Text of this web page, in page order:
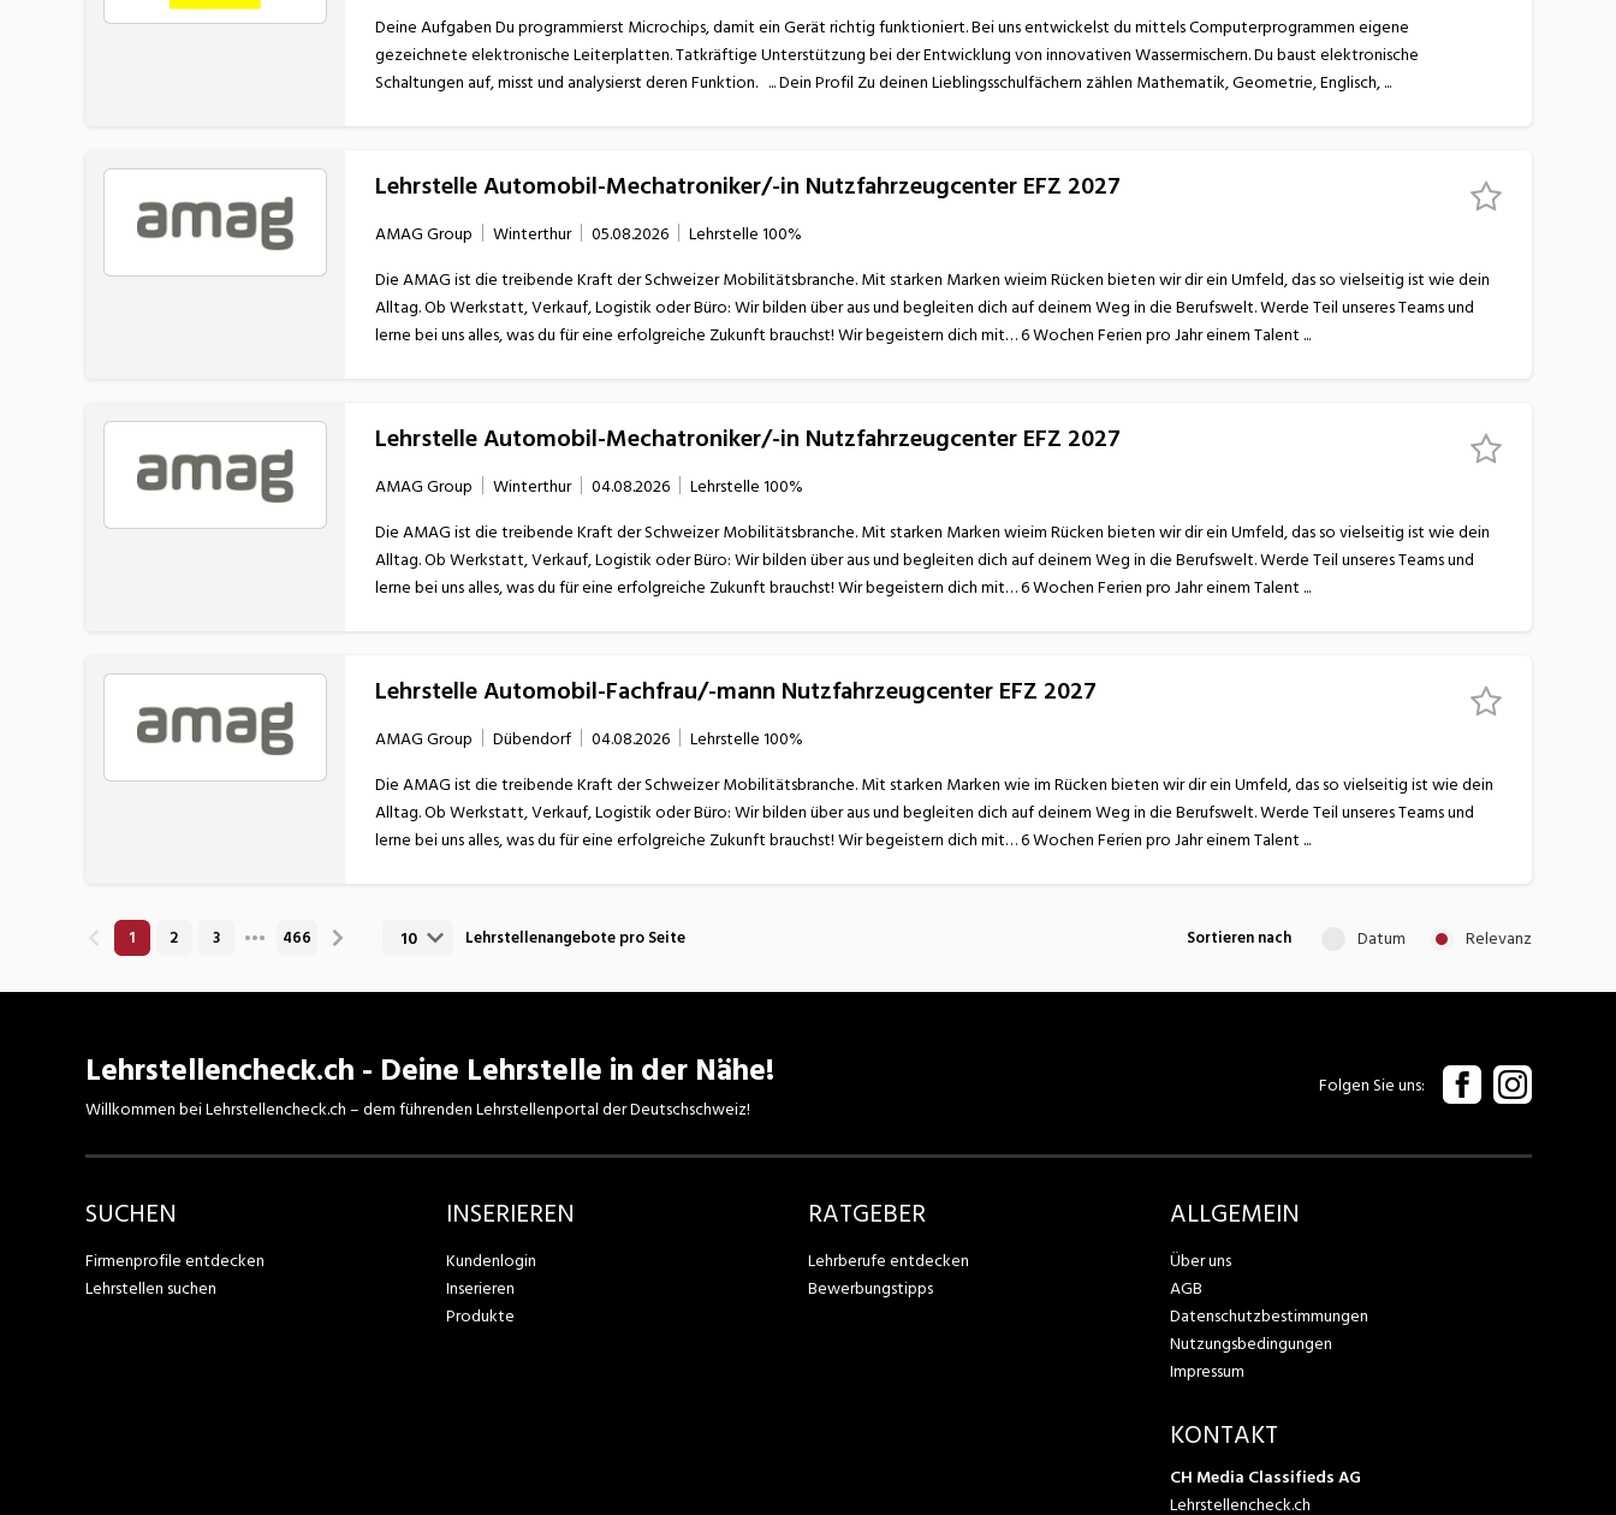
Deine Aufgaben Du programmierst Microchips, damit ein Gerät richtig funktioniert. Bei uns entwickelst du mittels Computerprogrammen eigene
gezeichnete elektronische Leiterplatten. Tatkräftige Unterstützung bei der Entwicklung von innovativen Wassermischern. Du baust elektronische
Schaltungen auf, misst und analysierst deren Funktion. ... Dein Profil Zu deinen Lieblingsschulfächern zählen Mathematik, Geometrie, Englisch, ...
Lehrstelle Automobil-Mechatroniker/-in Nutzfahrzeugcenter EFZ 2027
AMAG Group Winterthur 05.08.2026 Lehrstelle100%
Die AMAG ist die treibende Kraft der Schweizer Mobilitätsbranche. Mit starken Marken wieim Rücken bieten wir dir ein Umfeld, das so vielseitig ist wie dein
Alltag. Ob Werkstatt, Verkauf, Logistik oder Büro: Wir bilden über aus und begleiten dich auf deinem Weg in die Berufswelt. Werde Teil unseres Teams und
lerne bei uns alles, was du für eine erfolgreiche Zukunft brauchst! Wir begeistern dich mit… 6 Wochen Ferien pro Jahr einem Talent ...
Lehrstelle Automobil-Mechatroniker/-in Nutzfahrzeugcenter EFZ 2027
AMAG Group Winterthur 04.08.2026 Lehrstelle100%
Die AMAG ist die treibende Kraft der Schweizer Mobilitätsbranche. Mit starken Marken wieim Rücken bieten wir dir ein Umfeld, das so vielseitig ist wie dein
Alltag. Ob Werkstatt, Verkauf, Logistik oder Büro: Wir bilden über aus und begleiten dich auf deinem Weg in die Berufswelt. Werde Teil unseres Teams und
lerne bei uns alles, was du für eine erfolgreiche Zukunft brauchst! Wir begeistern dich mit… 6 Wochen Ferien pro Jahr einem Talent ...
Lehrstelle Automobil-Fachfrau/-mann Nutzfahrzeugcenter EFZ 2027
AMAG Group Dübendorf 04.08.2026 Lehrstelle100%
Die AMAG ist die treibende Kraft der Schweizer Mobilitätsbranche. Mit starken Marken wie im Rücken bieten wir dir ein Umfeld, das so vielseitig ist wie dein
Alltag. Ob Werkstatt, Verkauf, Logistik oder Büro: Wir bilden über aus und begleiten dich auf deinem Weg in die Berufswelt. Werde Teil unseres Teams und
lerne bei uns alles, was du für eine erfolgreiche Zukunft brauchst! Wir begeistern dich mit… 6 Wochen Ferien pro Jahr einem Talent ...
1 2 3 466 10 Lehrstellenangebote pro Seite Sortieren nach Datum Relevanz
Lehrstellencheck.ch - Deine Lehrstelle in der Nähe!
Willkommen bei Lehrstellencheck.ch – dem führenden Lehrstellenportal der Deutschschweiz!
Folgen Sie uns
SUCHEN
Firmenprofile entdecken
Lehrstellen suchen
INSERIEREN
Kundenlogin
Inserieren
Produkte
RATGEBER
Lehrberufe entdecken
Bewerbungstipps
ALLGEMEIN
Über uns
AGB
Datenschutzbestimmungen
Nutzungsbedingungen
Impressum
KONTAKT
CH Media Classifieds AG
Lehrstellencheck.ch